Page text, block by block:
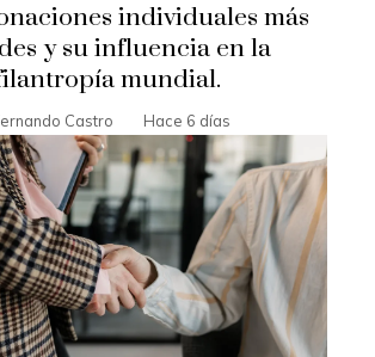
individuales más
y su influencia en la
mundial.
Castro Hace 6 días